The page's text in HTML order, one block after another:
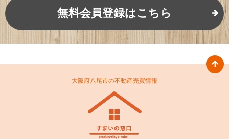
無料会員登録はこちら
大阪府八尾市の不動産売買情報